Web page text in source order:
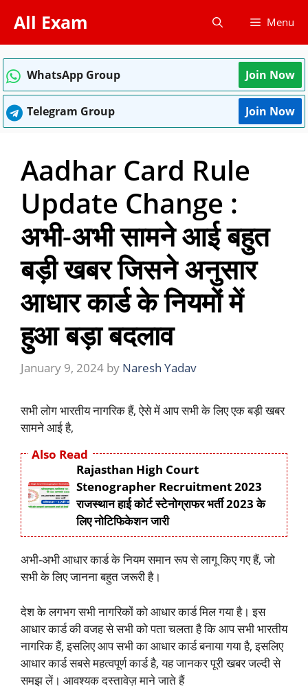
content
All Exam Menu
WhatsApp Group Join Now
Telegram Group Join Now
Aadhar Card Rule
Update Change :
अभी-अभी सामने आई बहुत
बड़ी खबर जिसने अनुसार
आधार कार्ड के नियमों में
हुआ बड़ा बदलाव
January 9, 2024 by Naresh Yadav
सभी लोग भारतीय नागरिक हैं, ऐसे में आप सभी के लिए एक बड़ी खबर
सामने आई है,
Also Read
Rajasthan High Court
Stenographer Recruitment 2023
राजस्थान हाई कोर्ट स्टेनोग्राफर भर्ती 2023 के
लिए नोटिफिकेशन जारी
अभी-अभी आधार कार्ड के नियम समान रूप से लागू किए गए हैं, जो
सभी के लिए जानना बहुत जरूरी है।
देश के लगभग सभी नागरिकों को आधार कार्ड मिल गया है। इस
आधार कार्ड की वजह से सभी को पता चलता है कि आप सभी भारतीय
नागरिक हैं, इसलिए आप सभी का आधार कार्ड बनाया गया है, इसलिए
आधार कार्ड सबसे महत्वपूर्ण कार्ड है, यह जानकर पूरी खबर जल्दी से
समझ लें। आवश्यक दस्तावेज़ माने जाते हैं